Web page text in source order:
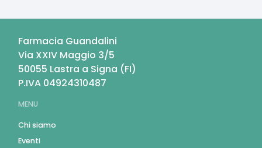
Farmacia Guandalini
Via XXIV Maggio 3/5
50055 Lastra a Signa (FI)
P.IVA 04924310487
MENU
Chi siamo
Eventi